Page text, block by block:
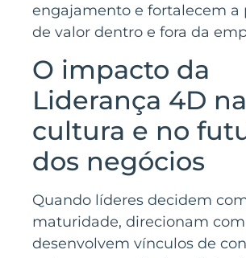
engajamento e fortalecem a
de valor dentro e fora da
O impacto da
Liderança 4D na
cultura e no
dos negócios
Quando líderes decidem
maturidade, direcionam
desenvolvem vínculos de